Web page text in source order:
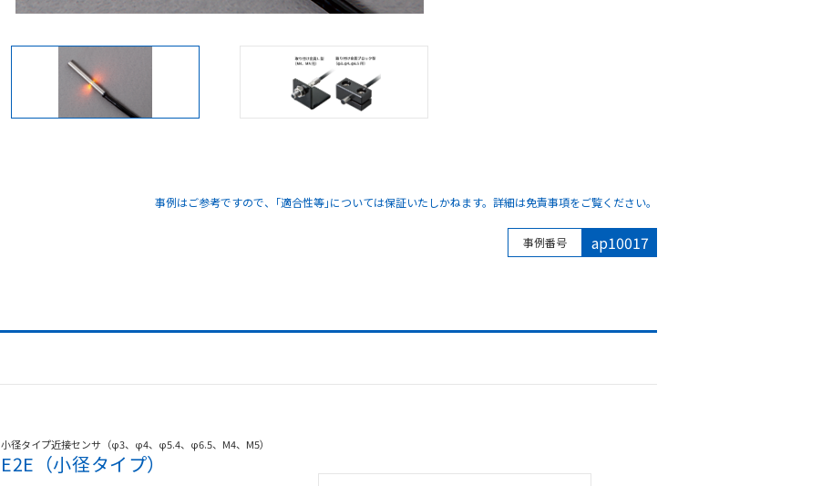
事例はご参考ですので、｢適合性等｣については保証いたしかねます。詳細は免責事項をご覧ください。
事例番号 ap10017
小径タイプ近接センサ（φ3、φ4、φ5.4、φ6.5、M4、M5）
E2E（小径タイプ）